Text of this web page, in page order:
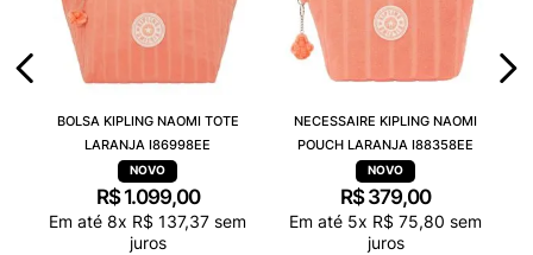
BOLSA KIPLING NAOMI TOTE
LARANJA I86998EE
R$ 1.099,00
Em até 8x R$ 137,37 sem
juros
NECESSAIRE KIPLING NAOMI
POUCH LARANJA I88358EE
R$ 379,00
Em até 5x R$ 75,80 sem
juros